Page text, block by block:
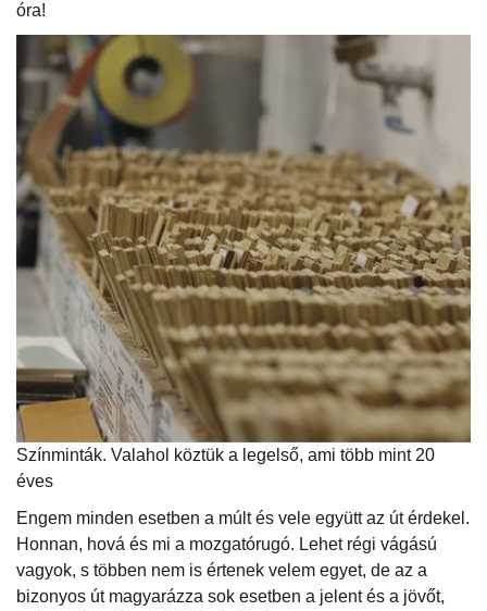
óra!
Színminták. Valahol köztük a legelső, ami több mint 20
éves
Engem minden esetben a múlt és vele együtt az út érdekel.
Honnan, hová és mi a mozgatórugó. Lehet régi vágású
vagyok, s többen nem is értenek velem egyet, de az a
bizonyos út magyarázza sok esetben a jelent és a jövőt,